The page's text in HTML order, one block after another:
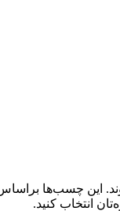
این چسب‌ها براساس
انتخاب کنید.